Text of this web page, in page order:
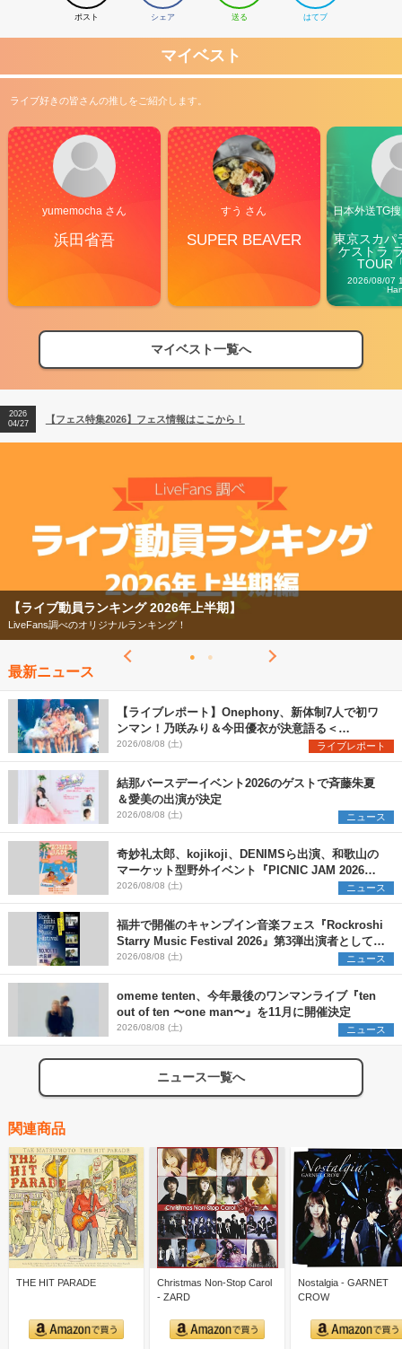
ポスト シェア 送る はてブ
マイベスト
ライブ好きの皆さんの推しをご紹介します。
yumemocha さん
浜田省吾
すう さん
SUPER BEAVER
日本外送TG
東京スカパ
ケストラ
TOUR
2026/08/07
マイベスト一覧へ
【フェス特集2026】フェス情報はここから！
【ライブ動員ランキング】2026年上半期編発表！
2026
04/27
【フェス特集2026】フェス情報はここから！
2026
【ライブ動員ランキング 2026年上半期】
LiveFans調べのオリジナルランキング！
最新ニュース
【ライブレポート】Onephony、新体制7人で初ワ
ンマン！乃咲みり＆今田優衣が決意語る＜
Onephony新体制1st Oneman Live はじまりの夏
＞
2026/08/08 (土) ライブレポート
結那バースデーイベント2026のゲストで斉藤朱夏
＆愛美の出演が決定
2026/08/08 (土) ニュース
奇妙礼太郎、kojikoji、DENIMSら出演、和歌山の
マーケット型野外イベント『PICNIC JAM 2026』
早割チケット発売開始
2026/08/08 (土) ニュース
福井で開催のキャンプイン音楽フェス『Rockroshi
Starry Music Festival 2026』第3弾出演者として
SCOOBIE DO、かりゆし58、Reiを発表
2026/08/08 (土) ニュース
omeme tenten、今年最後のワンマンライブ『ten
out of ten 〜one man〜』を11月に開催決定
2026/08/08 (土) ニュース
ニュース一覧へ
関連商品
THE HIT PARADE
Christmas Non-Stop Carol
- ZARD
Nostalgia - GARNET
CROW